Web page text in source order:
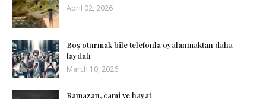
April 02, 2026
Boş oturmak bile telefonla oyalanmaktan daha
faydalı
March 10, 2026
Ramazan, cami ve hayat